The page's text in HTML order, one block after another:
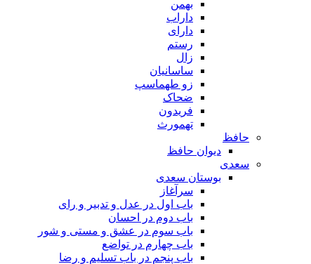
بهمن
داراب
دارای
رستم
زال
ساسانیان
زو طهماسپ‏
ضحاک
فریدون
تهمورث
حافظ
دیوان حافظ
سعدی
بوستان سعدی
سرآغاز
باب اول در عدل و تدبیر و رای
باب دوم در احسان
باب سوم در عشق و مستی و شور
باب چهارم در تواضع
باب پنجم در باب تسلیم و رضا